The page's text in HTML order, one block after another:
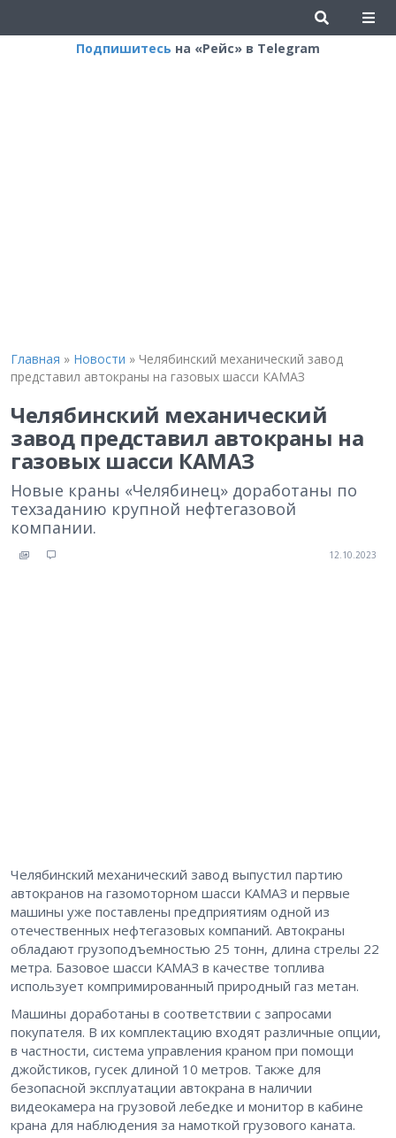
Подпишитесь на «Рейс» в Telegram
Главная » Новости » Челябинский механический завод
представил автокраны на газовых шасси КАМАЗ
Челябинский механический
завод представил автокраны на
газовых шасси КАМАЗ
Новые краны «Челябинец» доработаны по
техзаданию крупной нефтегазовой
компании.
12.10.2023
Челябинский механический завод выпустил партию
автокранов на газомоторном шасси КАМАЗ и первые
машины уже поставлены предприятиям одной из
отечественных нефтегазовых компаний. Автокраны
обладают грузоподъемностью 25 тонн, длина стрелы 22
метра. Базовое шасси КАМАЗ в качестве топлива
использует компримированный природный газ метан.
Машины доработаны в соответствии с запросами
покупателя. В их комплектацию входят различные опции,
в частности, система управления краном при помощи
джойстиков, гусек длиной 10 метров. Также для
безопасной эксплуатации автокрана в наличии
видеокамера на грузовой лебедке и монитор в кабине
крана для наблюдения за намоткой грузового каната.